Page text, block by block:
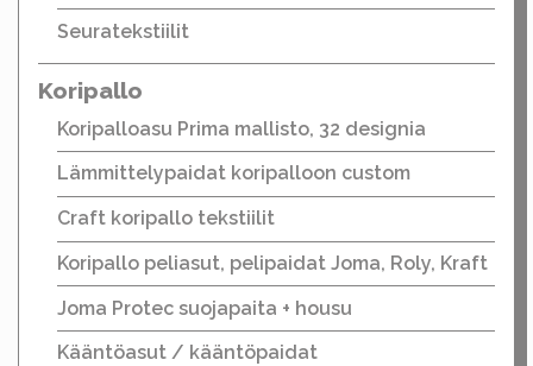
Seuratekstiilit
Koripallo
Koripalloasu Prima mallisto, 32 designia
Lämmittelypaidat koripalloon custom
Craft koripallo tekstiilit
Koripallo peliasut, pelipaidat Joma, Roly, Kraft
Joma Protec suojapaita + housu
Kääntöasut / kääntöpaidat